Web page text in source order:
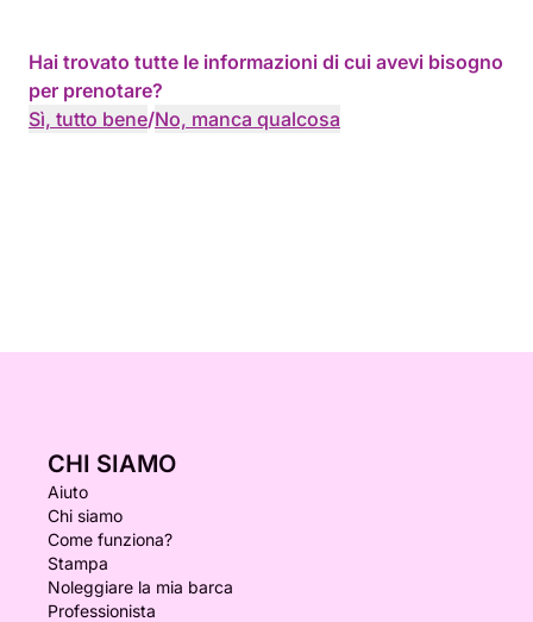
Hai trovato tutte le informazioni di cui avevi bisogno
per prenotare?
Sì, tutto bene/No, manca qualcosa
CHI SIAMO
Aiuto
Chi siamo
Come funziona?
Stampa
Noleggiare la mia barca
Professionista